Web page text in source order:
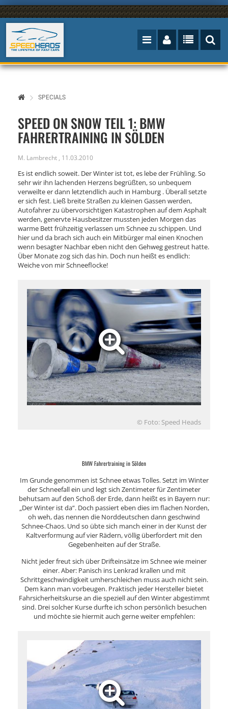
SPECIALS
SPEED ON SNOW TEIL 1: BMW
FAHRERTRAINING IN SÖLDEN
M. Lambrecht , 11.03.2010
Es ist endlich soweit. Der Winter ist tot, es lebe der Frühling. So
sehr wir ihn lachenden Herzens begrüßten, so unbequem
verweilte er dann letztendlich auch in Hamburg . Überall setzte
er sich fest. Ließ breite Straßen zu kleinen Gassen werden,
Autofahrer zu übervorsichtigen Katastrophen auf dem Asphalt
werden, genervte Hausbesitzer mussten jeden Morgen das
warme Bett frühzeitig verlassen um Schnee zu schippen. Und
hier und da brach sich auch ein Mitbürger mal einen Knochen
wenn besagter Nachbar eben nicht den Gehweg gestreut hatte.
Über Monate zog sich das hin. Doch nun heißt es endlich:
Weiche von mir Schneeflocke!
© Foto: Speed Heads
BMW Fahrertraining in Sölden
Im Grunde genommen ist Schnee etwas Tolles. Setzt im Winter
der Schneefall ein und legt sich Zentimeter für Zentimeter
behutsam auf den Schoß der Erde, dann heißt es in Bayern nur:
„Der Winter ist da“. Doch passiert eben dies im flachen Norden,
oh weh, das nennen die Norddeutschen dann geschwind
Schnee-Chaos. Und so übte sich manch einer in der Kunst der
Kaltverformung auf vier Rädern, völlig überfordert mit den
Gegebenheiten auf der Straße.
Nicht jeder freut sich über Drifteinsätze im Schnee wie meiner
einer. Aber: Panisch ins Lenkrad krallen und mit
Schrittgeschwindigkeit umherschleichen muss auch nicht sein.
Dem kann man vorbeugen. Praktisch jeder Hersteller bietet
Fahrsicherheitskurse an die speziell auf den Winter abgestimmt
sind. Drei solcher Kurse durfte ich schon persönlich besuchen
und möchte sie hiermit auch gerne weiter empfehlen: